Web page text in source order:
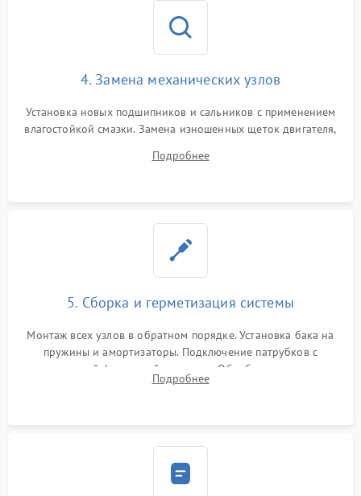
4. Замена механических узлов
Установка новых подшипников и сальников с применением
влагостойкой смазки. Замена изношенных щеток двигателя,
или поврежденной резиновой манжеты.
Подробнее
5. Сборка и герметизация системы
Монтаж всех узлов в обратном порядке. Установка бака на
пружины и амортизаторы. Подключение патрубков с
надежной фиксацией хомутами. Обработка стыков
герметиком для предотвращения возможных протечек воды.
Подробнее